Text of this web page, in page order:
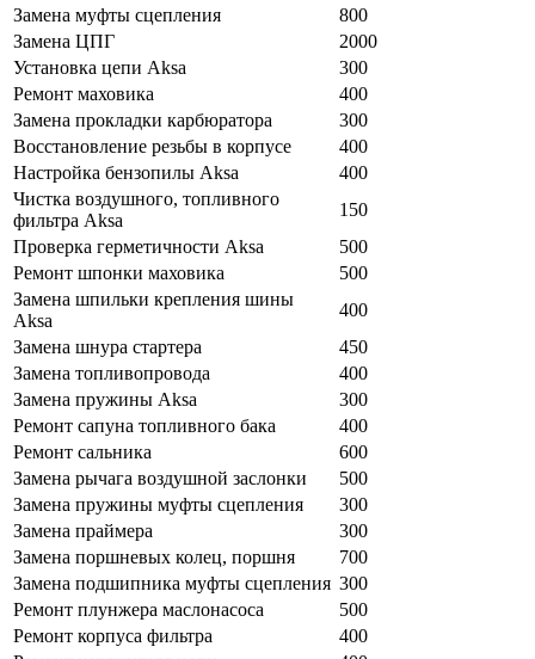
Замена муфты сцепления
800
Замена ЦПГ
2000
Установка цепи Aksa
300
Ремонт маховика
400
Замена прокладки карбюратора
300
Восстановление резьбы в корпусе
400
Настройка бензопилы Aksa
400
Чистка воздушного, топливного
фильтра Aksa
150
Проверка герметичности Aksa
500
Ремонт шпонки маховика
500
Замена шпильки крепления шины
Aksa
400
Замена шнура стартера
450
Замена топливопровода
400
Замена пружины Aksa
300
Ремонт сапуна топливного бака
400
Ремонт сальника
600
Замена рычага воздушной заслонки
500
Замена пружины муфты сцепления
300
Замена праймера
300
Замена поршневых колец, поршня
700
Замена подшипника муфты сцепления 300
Ремонт плунжера маслонасоса
500
Ремонт корпуса фильтра
400